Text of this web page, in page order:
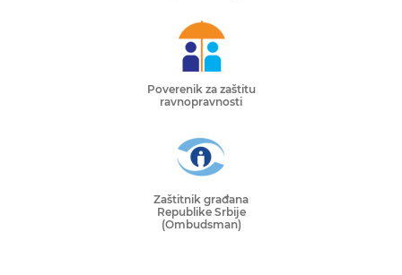
Poverenik za zaštitu
ravnopravnosti
Zaštitnik građana
Republike Srbije
(Ombudsman)